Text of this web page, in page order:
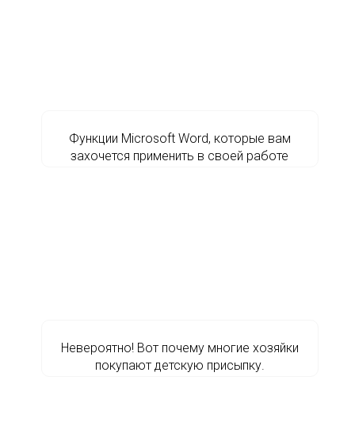
Функции Microsoft Word, которые вам
захочется применить в своей работе
Невероятно! Вот почему многие хозяйки
покупают детскую присыпку.